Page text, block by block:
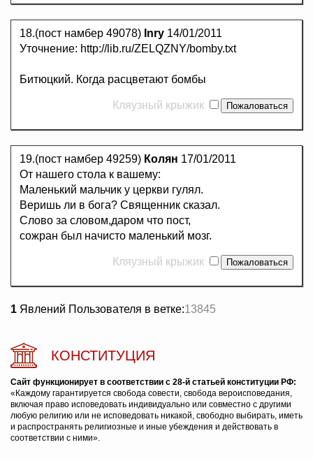
18.(пост намбер 49078) Inry 14/01/2011
Уточнение: http://lib.ru/ZELQZNY/bomby.txt
Битюцкий. Когда расцветают бомбы
Кляузный крыжик
19.(пост намбер 49259) Колян 17/01/2011
От нашего стола к вашему:
Маленький мальчик у церкви гулял.
Веришь ли в бога? Священник сказал.
Слово за словом,даром что пост,
сожран был начисто маленький мозг.
Кляузный крыжик
1 Явлений Пользователя в ветке:13845
КОНСТИТУЦИЯ
Сайт функционирует в соответствии с 28-й статьей конституции РФ:
«Каждому гарантируется свобода совести, свобода вероисповедания,
включая право исповедовать индивидуально или совместно с другими
любую религию или не исповедовать никакой, свободно выбирать, иметь
и распространять религиозные и иные убеждения и действовать в
соответствии с ними».